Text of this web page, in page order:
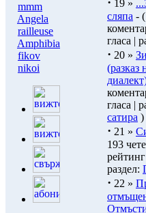
mmm
Angela
railleuse
Amphibia
fikov
nikoi
19 »
сляпа -
гласа |
· 20 »
(разказ
гласа |
сатира )
· 21 »
193
рейтинг
раздел:
· 22 »